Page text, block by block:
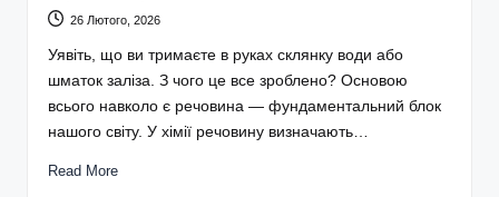
26 Лютого, 2026
Уявіть, що ви тримаєте в руках склянку води або
шматок заліза. З чого це все зроблено? Основою
всього навколо є речовина — фундаментальний блок
нашого світу. У хімії речовину визначають…
Read More